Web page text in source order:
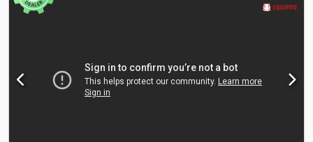
verkstäder! Fordonet kan vara försett med reklamdekaler